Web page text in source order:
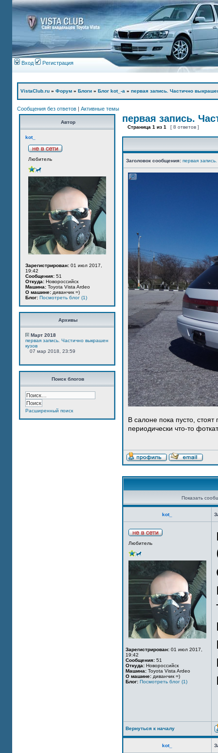
Вход Регистрация
VistaClub.ru » Форум » Блоги » Блог kot_-а » первая запись. Частично
Сообщения без ответов | Активные темы
Автор
kot_
Любитель
Зарегистрирован: 01 июл 2017,
19:42
Сообщения: 51
Откуда: Новороссийск
Машина: Toyota Vista Ardeo
О машине: диванчик =)
Блог: Посмотреть блог (1)
Архивы
Март 2018
первая запись. Частично выкрашен
кузов
07 мар 2018, 23:59
Поиск блогов
Расширенный поиск
первая запись.
Страница 1 из 1 [ 8 ответов ]
Заголовок сообщения: первая
В салоне пока пусто,
периодически что-то
Показать
kot_
Любитель
Зарегистрирован: 01 июл 2017,
19:42
Сообщения: 51
Откуда: Новороссийск
Машина: Toyota Vista Ardeo
О машине: диванчик =)
Блог: Посмотреть блог (1)
Вернуться к началу
kot_